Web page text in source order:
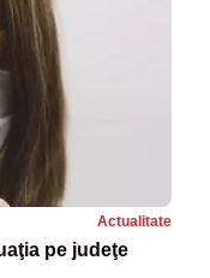
Actualitate
pe judeţe